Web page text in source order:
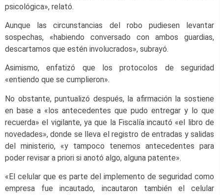
psicológica», relató.
Aunque las circunstancias del robo pudiesen levantar
sospechas, «habiendo conversado con ambos guardias,
descartamos que estén involucrados», subrayó.
Asimismo, enfatizó que los protocolos de seguridad
«entiendo que se cumplieron».
No obstante, puntualizó después, la afirmación la sostiene
en base a «los antecedentes que pudo entregar y lo que
recuerda» el vigilante, ya que la Fiscalía incautó «el libro de
novedades», donde se lleva el registro de entradas y salidas
del ministerio, «y tampoco tenemos antecedentes para
poder revisar a priori si anotó algo, alguna patente».
«El celular que es parte del implemento de seguridad como
empresa fue incautado, incautaron también el celular